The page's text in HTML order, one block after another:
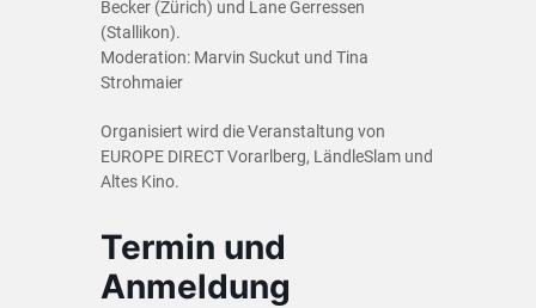
Becker (Zürich) und Lane Gerressen
(Stallikon).
Moderation: Marvin Suckut und Tina
Strohmaier
Organisiert wird die Veranstaltung von
EUROPE DIRECT Vorarlberg, LändleSlam und
Altes Kino.
Termin und
Anmeldung